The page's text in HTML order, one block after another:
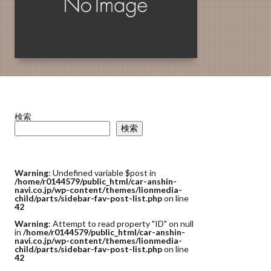
検索
検索
Warning: Undefined variable $post in
/home/r0144579/public_html/car-anshin-
navi.co.jp/wp-content/themes/lionmedia-
child/parts/sidebar-fav-post-list.phpon line
42
Warning: Attempt to read property "ID" on null
in /home/r0144579/public_html/car-anshin-
navi.co.jp/wp-content/themes/lionmedia-
child/parts/sidebar-fav-post-list.phpon line
42